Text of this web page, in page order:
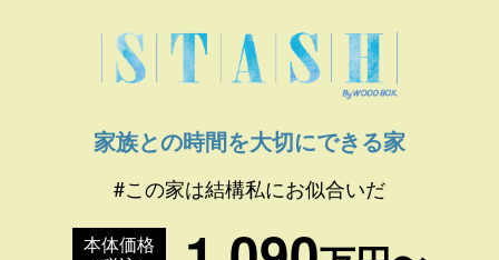
家族との時間を大切にできる家
#この家は結構私にお似合いだ
本体価格